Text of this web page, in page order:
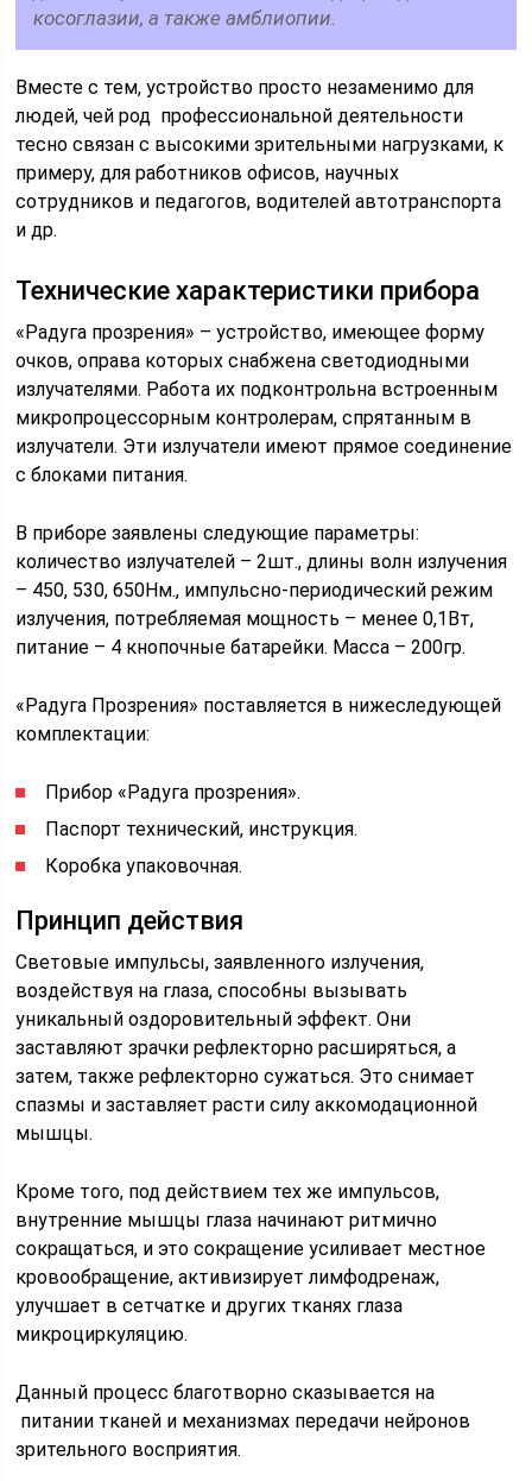
косоглазии, а также амблиопии.
Вместе с тем, устройство просто незаменимо для
людей, чей род профессиональной деятельности
тесно связан с высокими зрительными нагрузками, к
примеру, для работников офисов, научных
сотрудников и педагогов, водителей автотранспорта
и др.
Технические характеристики прибора
«Радуга прозрения» – устройство, имеющее форму
очков, оправа которых снабжена светодиодными
излучателями. Работа их подконтрольна встроенным
микропроцессорным контролерам, спрятанным в
излучатели. Эти излучатели имеют прямое соединение
с блоками питания.
В приборе заявлены следующие параметры:
количество излучателей – 2шт., длины волн излучения
– 450, 530, 650Нм., импульсно-периодический режим
излучения, потребляемая мощность – менее 0,1Вт,
питание – 4 кнопочные батарейки. Масса – 200гр.
«Радуга Прозрения» поставляется в нижеследующей
комплектации:
Прибор «Радуга прозрения».
Паспорт технический, инструкция.
Коробка упаковочная.
Принцип действия
Световые импульсы, заявленного излучения,
воздействуя на глаза, способны вызывать
уникальный оздоровительный эффект. Они
заставляют зрачки рефлекторно расширяться, а
затем, также рефлекторно сужаться. Это снимает
спазмы и заставляет расти силу аккомодационной
мышцы.
Кроме того, под действием тех же импульсов,
внутренние мышцы глаза начинают ритмично
сокращаться, и это сокращение усиливает местное
кровообращение, активизирует лимфодренаж,
улучшает в сетчатке и других тканях глаза
микроциркуляцию.
Данный процесс благотворно сказывается на
питании тканей и механизмах передачи нейронов
зрительного восприятия.